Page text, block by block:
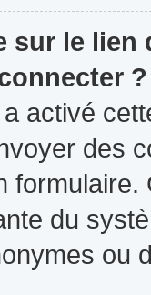
sur le lien
?
a activé
des
du
ou